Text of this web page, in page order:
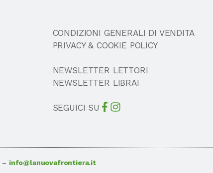
CONDIZIONI GENERALI DI VENDITA
PRIVACY & COOKIE POLICY
NEWSLETTER LETTORI
NEWSLETTER LIBRAI
SEGUICI SU
– info@lanuovafrontiera.it